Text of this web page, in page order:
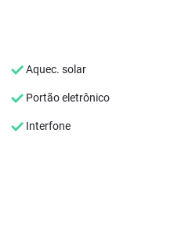
Aquec. solar
Portão eletrônico
Interfone